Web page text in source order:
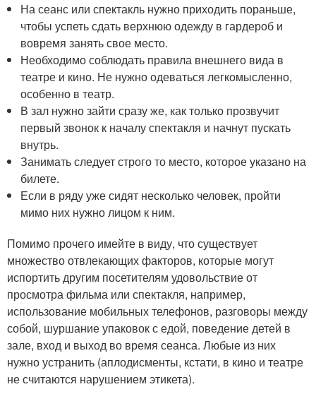
На сеанс или спектакль нужно приходить пораньше,
чтобы успеть сдать верхнюю одежду в гардероб и
вовремя занять свое место.
Необходимо соблюдать правила внешнего вида в
театре и кино. Не нужно одеваться легкомысленно,
особенно в театр.
В зал нужно зайти сразу же, как только прозвучит
первый звонок к началу спектакля и начнут пускать
внутрь.
Занимать следует строго то место, которое указано на
билете.
Если в ряду уже сидят несколько человек, пройти
мимо них нужно лицом к ним.
Помимо прочего имейте в виду, что существует
множество отвлекающих факторов, которые могут
испортить другим посетителям удовольствие от
просмотра фильма или спектакля, например,
использование мобильных телефонов, разговоры между
собой, шуршание упаковок с едой, поведение детей в
зале, вход и выход во время сеанса. Любые из них
нужно устранить (аплодисменты, кстати, в кино и театре
не считаются нарушением этикета).